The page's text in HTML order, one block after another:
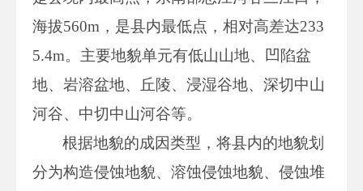
海拔560m，是县内最低点，相对高差达233
5.4m。主要地貌单元有低山山地、凹陷盆
地、岩溶盆地、丘陵、浸湿谷地、深切中山
河谷、中切中山河谷等。
根据地貌的成因类型，将县内的地貌划
分为构造侵蚀地貌、溶蚀侵蚀地貌、侵蚀堆